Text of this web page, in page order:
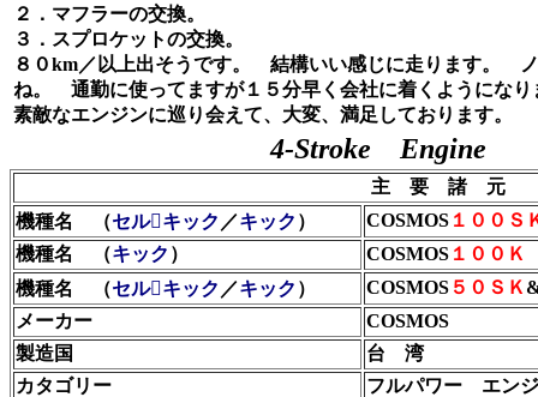
２．マフラーの交換。
３．スプロケットの交換。
８０km／以上出そうです。 結構いい感じに走ります。
ね。 通勤に使ってますが１５分早く会社に着くようになり
素敵なエンジンに巡り会えて、大変、満足しております。
4-Stroke Engine
主 要 諸 元
機種名 （セルキック ／キック ） COSMOS １００Ｓ
機種名 （キック ） COSMOS １００Ｋ
機種名 （セルキック ／キック ） COSMOS ５０ＳＫ
メーカー
COSMOS
製造国
台 湾
カタゴリー
フルパワー エン